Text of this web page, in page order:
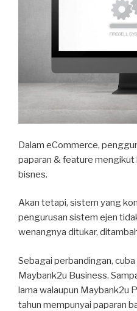
Dalam eCommerce,
paparan & feature
bisnes.
Akan tetapi, sistem yang
pengurusan sistem ejen
wenangnya ditukar,
Sebagai perbandingan,
Maybank2u Business.
lama walaupun Maybank2u
tahun mempunyai paparan